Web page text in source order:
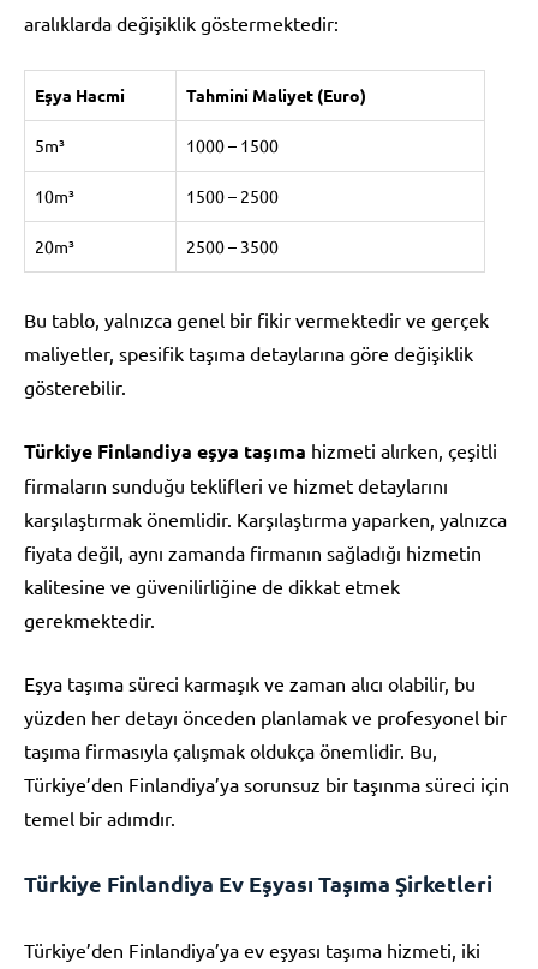
aralıklarda değişiklik göstermektedir:
Eşya Hacmi Tahmini Maliyet (Euro)
5m³ 1000 – 1500
10m³ 1500 – 2500
20m³ 2500 – 3500
Bu tablo, yalnızca genel bir fikir vermektedir ve gerçek
maliyetler, spesifik taşıma detaylarına göre değişiklik
gösterebilir.
Türkiye Finlandiya eşya taşıma hizmeti alırken, çeşitli
firmaların sunduğu teklifleri ve hizmet detaylarını
karşılaştırmak önemlidir. Karşılaştırma yaparken, yalnızca
fiyata değil, aynı zamanda firmanın sağladığı hizmetin
kalitesine ve güvenilirliğine de dikkat etmek
gerekmektedir.
Eşya taşıma süreci karmaşık ve zaman alıcı olabilir, bu
yüzden her detayı önceden planlamak ve profesyonel bir
taşıma firmasıyla çalışmak oldukça önemlidir. Bu,
Türkiye’den Finlandiya’ya sorunsuz bir taşınma süreci için
temel bir adımdır.
Türkiye Finlandiya Ev Eşyası Taşıma Şirketleri
Türkiye’den Finlandiya’ya ev eşyası taşıma hizmeti, iki